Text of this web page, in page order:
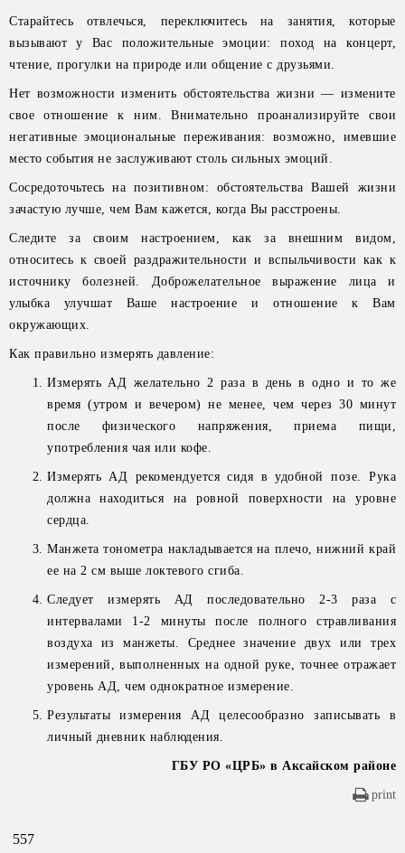
Старайтесь отвлечься, переключитесь на занятия, которые
вызывают у Вас положительные эмоции: поход на концерт,
чтение, прогулки на природе или общение с друзьями.
Нет возможности изменить обстоятельства жизни — измените
свое отношение к ним. Внимательно проанализируйте свои
негативные эмоциональные переживания: возможно, имевшие
место события не заслуживают столь сильных эмоций.
Сосредоточьтесь на позитивном: обстоятельства Вашей жизни
зачастую лучше, чем Вам кажется, когда Вы расстроены.
Следите за своим настроением, как за внешним видом,
относитесь к своей раздражительности и вспыльчивости как к
источнику болезней. Доброжелательное выражение лица и
улыбка улучшат Ваше настроение и отношение к Вам
окружающих.
Как правильно измерять давление:
Измерять АД желательно 2 раза в день в одно и то же
время (утром и вечером) не менее, чем через 30 минут
после физического напряжения, приема пищи,
употребления чая или кофе.
Измерять АД рекомендуется сидя в удобной позе. Рука
должна находиться на ровной поверхности на уровне
сердца.
Манжета тонометра накладывается на плечо, нижний край
ее на 2 см выше локтевого сгиба.
Следует измерять АД последовательно 2-3 раза с
интервалами 1-2 минуты после полного стравливания
воздуха из манжеты. Среднее значение двух или трех
измерений, выполненных на одной руке, точнее отражает
уровень АД, чем однократное измерение.
Результаты измерения АД целесообразно записывать в
личный дневник наблюдения.
ГБУ РО «ЦРБ» в Аксайском районе
print
557